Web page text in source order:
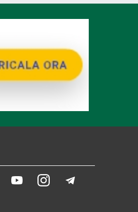
Twitter YoutubeInstagram